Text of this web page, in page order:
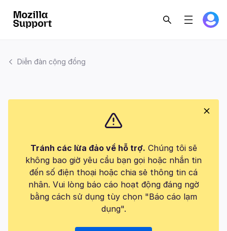
Diễn đàn cộng đồng
Tránh các lừa đảo về hỗ trợ. Chúng tôi sẽ
không bao giờ yêu cầu bạn gọi hoặc nhắn tin
đến số điện thoại hoặc chia sẻ thông tin cá
nhân. Vui lòng báo cáo hoạt động đáng ngờ
bằng cách sử dụng tùy chọn "Báo cáo lạm
dụng".